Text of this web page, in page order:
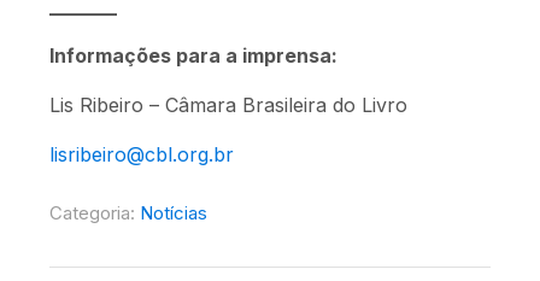
Informações para a imprensa:
Lis Ribeiro – Câmara Brasileira do Livro
lisribeiro@cbl.org.br
Categoria: Notícias